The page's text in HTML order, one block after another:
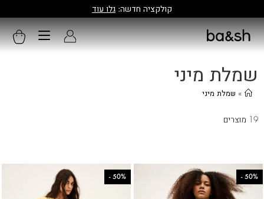
שמלת מיני
» שמלת מיני
19 מוצרים
50%
-
50%
-